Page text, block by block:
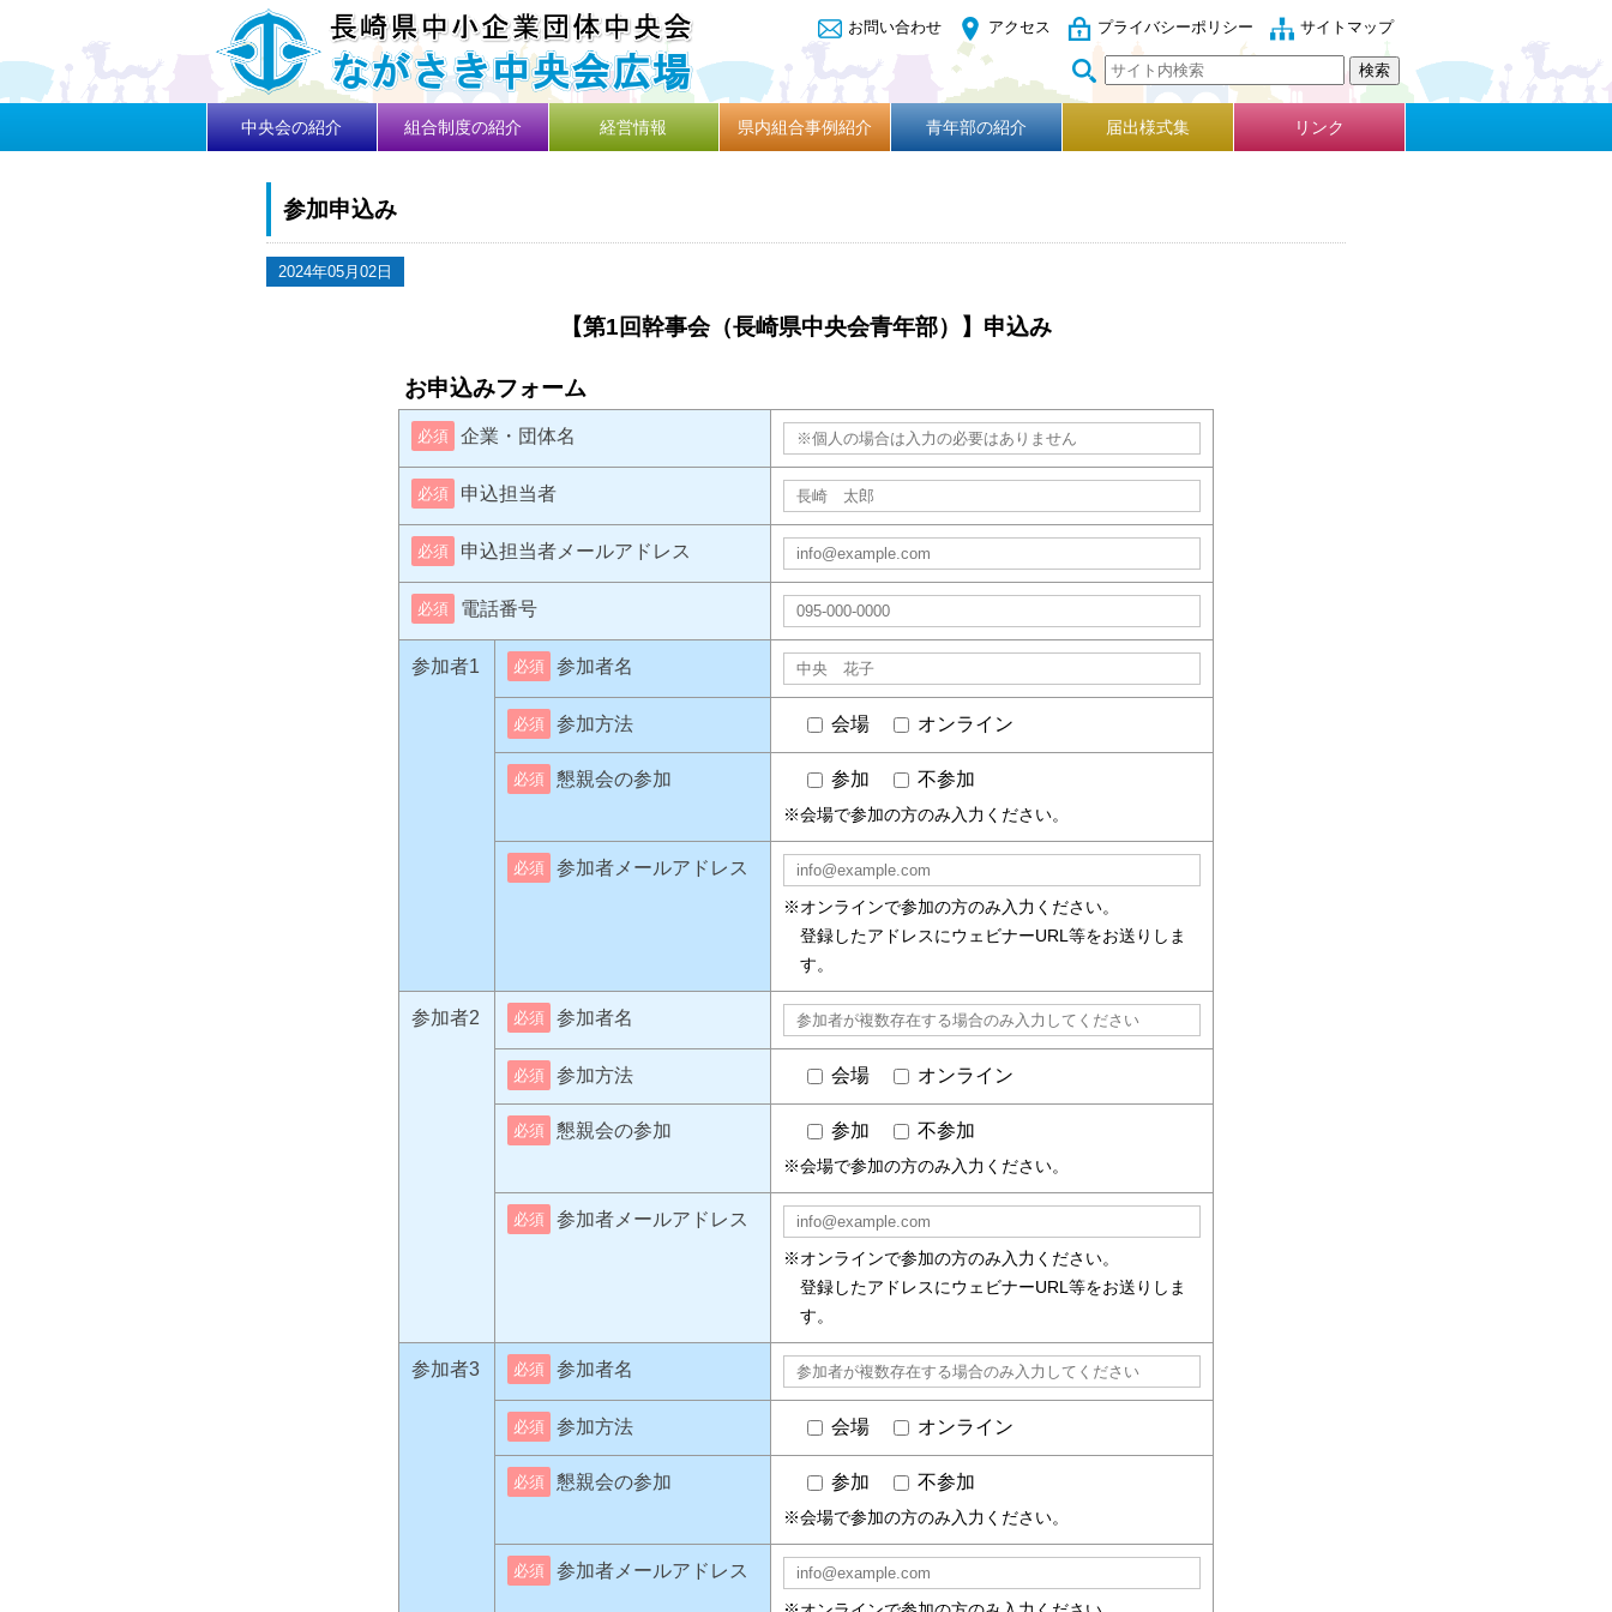
お問い合わせ アクセス プライバシーポリシー サイトマップ
中央会の紹介 組合制度の紹介 経営情報 県内組合事例紹介 青年部の紹介 届出様式集 リンク
参加申込み
2024年05月02日
【第1回幹事会（長崎県中央会青年部）】申込み
お申込みフォーム
必須 企業・団体名
必須 申込担当者
必須 申込担当者メールアドレス
必須 電話番号
参加者1 必須 参加者名
必須 参加方法 会場 オンライン
必須 懇親会の参加 参加 不参加
※会場で参加の方のみ入力ください。
必須 参加者メールアドレス
※オンラインで参加の方のみ入力ください。
登録したアドレスにウェビナーURL等をお送りしま
す。
参加者2 必須 参加者名
必須 参加方法 会場 オンライン
必須 懇親会の参加 参加 不参加
※会場で参加の方のみ入力ください。
必須 参加者メールアドレス
※オンラインで参加の方のみ入力ください。
登録したアドレスにウェビナーURL等をお送りしま
す。
参加者3 必須 参加者名
必須 参加方法 会場 オンライン
必須 懇親会の参加 参加 不参加
※会場で参加の方のみ入力ください。
必須 参加者メールアドレス